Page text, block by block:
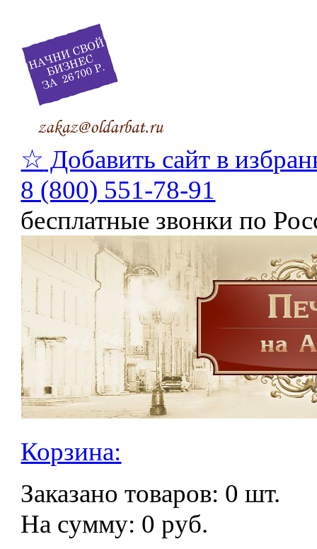
☆ Добавить сайт в
8 (800) 551-78-91
бесплатные звонки по
Корзина:
Заказано товаров: 0 шт.
На сумму: 0 руб.